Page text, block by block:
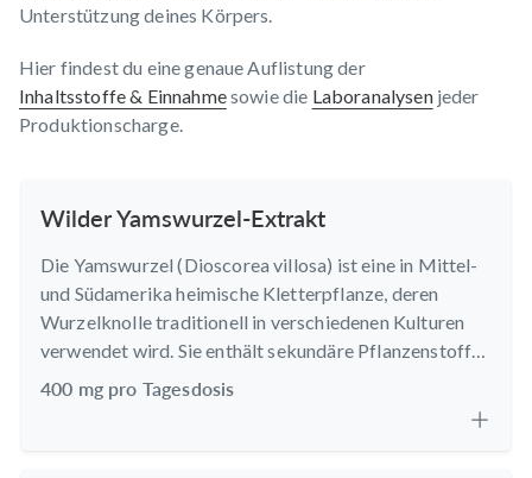
Unterstützung deines Körpers.
Hier findest du eine genaue Auflistung der
Inhaltsstoffe & Einnahmesowie die Laboranalysenjeder
Produktionscharge.
Wilder Yamswurzel-Extrakt
Die Yamswurzel (Dioscorea villosa) ist eine in Mittel-
und Südamerika heimische Kletterpflanze, deren
Wurzelknolle traditionell in verschiedenen Kulturen
verwendet wird. Sie enthält sekundäre Pflanzenstoffe
wie Diosgenin, das in der Natur vorkommt.
400 mg pro Tagesdosis